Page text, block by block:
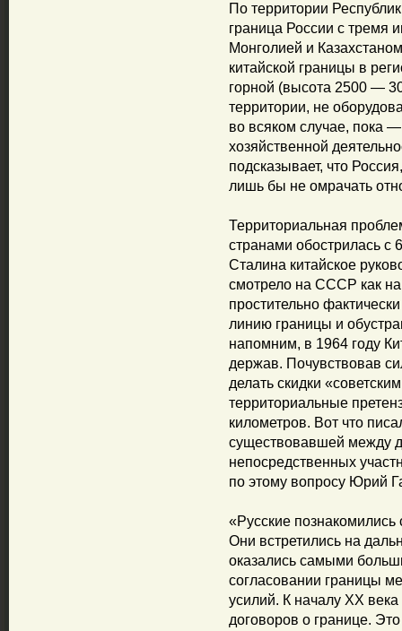
По территории
граница России с тремя
Монголией и
китайской границы в
горной (высота 2500 —
территории, не
во всяком случае, пока
хозяйственной
подсказывает, что
лишь бы не омрачать
Территориальная
странами обострилась с
Сталина китайское
смотрело на СССР как
простительно
линию границы и
напомним, в 1964 году
держав. Почувствовав
делать скидки
территориальные
километров. Вот что
существовавшей между
непосредственных
по этому вопросу Юрий
«Русские познакомились
Они встретились на
оказались самыми
согласовании границы
усилий. К началу XX
договоров о границе.